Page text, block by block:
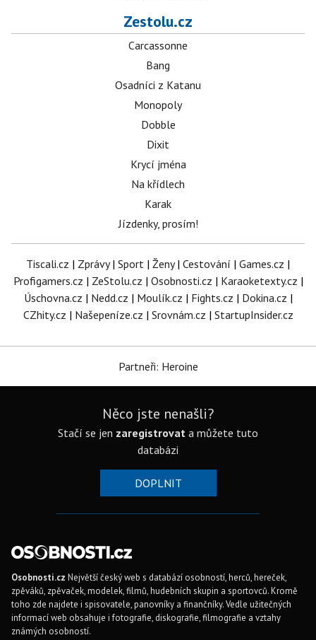
Zestolu.cz
Carcassonne
Bang
Osadníci z Katanu
Monopoly
Dobble
Dixit
Krycí jména
Na křídlech
Karak
Jízdenky, prosím!
Tiscali.cz | Zprávy| Sport | Ženy| Cestování | Games.cz |
Profigamers.cz | ZeStolu.cz | Osobnosti.cz | Karaoketexty.cz |
Úschovna.cz | Nedd.cz | Moulík.cz | Fights.cz | Dokina.cz |
CZhity.cz | Našepeníze.cz | Srovnám.cz | StartupInsider.cz
Partneři: Heroine
Něco jste nenašli?
Stačí se jen zaregistrovat a můžete tuto
databázi
DOPLNIT
Osobnosti.cz Největší český web s databází osobností, herců, hereček,
zpěváků, zpěvaček, modelek, filmů, hudebních skupin a sportovců. Kromě
toho zde najdete i spisovatele, panovníky a finančníky. Vedle užitečných
informací web obsahuje i fotografie, diskografie, filmografie a vztahy
známých osobností.